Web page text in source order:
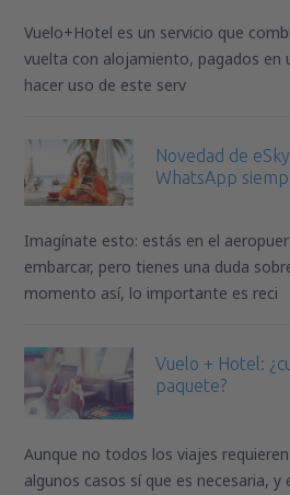
Vuelo+Hotel es un servicio que
vuelta con alojamiento, pagados en
hacer uso de este serv
Novedad de
WhatsApp
Imagínate esto: estás en el
embarcar, pero tienes una duda
momento así, lo importante es reci
Vuelo + Hotel:
paquete?
Aunque no todos los viajes
algunos casos sí que es necesaria,